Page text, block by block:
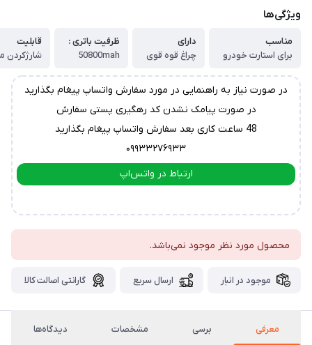
ویژگی‌ها
مناسب
برای استارت خودرو
دارای
چراغ قوه قوی
ظرفیت باتری :
50800mah
قابلیت
شارژکردن
در صورت نیاز به راهنمایی در مورد سفارش واتساپ پیغام بگذارید
در صورت پیامک نشدن کد رهگیری پستی سفارش
48 ساعت کاری بعد سفارش واتساپ پیغام بگذارید
۰۹۹۳۳۲۷۶۹۳۳
ارتباط در واتس‌اپ
محصول مورد نظر موجود نمی‌باشد.
موجود در انبار ارسال سریع گارانتی اصالت کالا
معرفی برسی مشخصات دیدگاه‌ها